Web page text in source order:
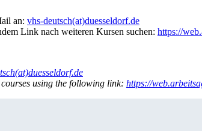
an: vhs-deutsch(at)duesseldorf.de
Link nach weiteren Kursen suchen: https://
using the following link: https://